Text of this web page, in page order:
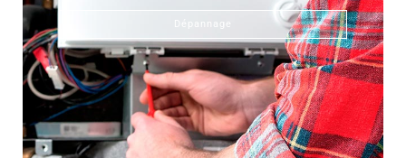
Dépannage